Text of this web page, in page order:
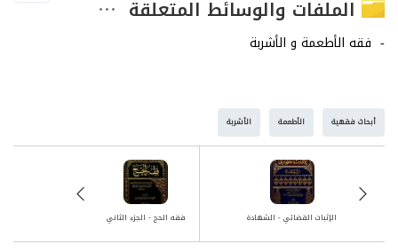
الملفات والوسائط المتعلقة
أبحاث فقهية الأطعمة الأشربة
فقه الحج - الجزء الثاني الإثبات القضائي - الشهادة